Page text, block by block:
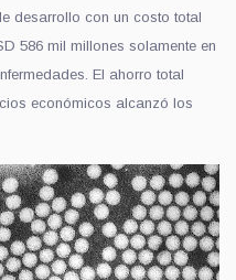
desarrollo con un costo total
586 mil millones solamente en
El ahorro total
económicos alcanzó los